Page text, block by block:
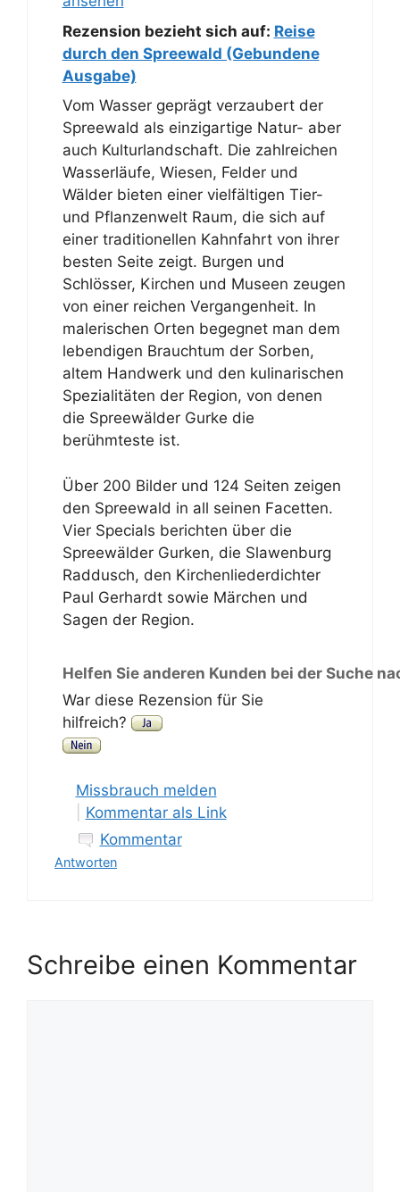
Rezension bezieht sich auf: Reise
durch den Spreewald (Gebundene
Ausgabe)
Vom Wasser geprägt verzaubert der
Spreewald als einzigartige Natur- aber
auch Kulturlandschaft. Die zahlreichen
Wasserläufe, Wiesen, Felder und
Wälder bieten einer vielfältigen Tier-
und Pflanzenwelt Raum, die sich auf
einer traditionellen Kahnfahrt von ihrer
besten Seite zeigt. Burgen und
Schlösser, Kirchen und Museen zeugen
von einer reichen Vergangenheit. In
malerischen Orten begegnet man dem
lebendigen Brauchtum der Sorben,
altem Handwerk und den kulinarischen
Spezialitäten der Region, von denen
die Spreewälder Gurke die
berühmteste ist.
Über 200 Bilder und 124 Seiten zeigen
den Spreewald in all seinen Facetten.
Vier Specials berichten über die
Spreewälder Gurken, die Slawenburg
Raddusch, den Kirchenliederdichter
Paul Gerhardt sowie Märchen und
Sagen der Region.
Helfen Sie anderen Kunden bei der Suche
War diese Rezension für Sie
hilfreich?
Missbrauch melden
Kommentar als Link
Kommentar
Antworten
Schreibe einen Kommentar